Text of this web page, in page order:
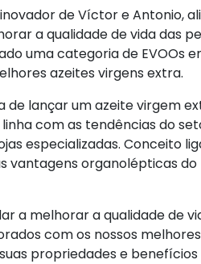
de Víctor e Antonio,
a qualidade de vida das
uma categoria de EVOOs
azeites virgens extra.
de lançar um azeite virgem
com as tendências do
especializadas. Conceito
vantagens organolépticas
a melhorar a qualidade de
com os nossos
propriedades e